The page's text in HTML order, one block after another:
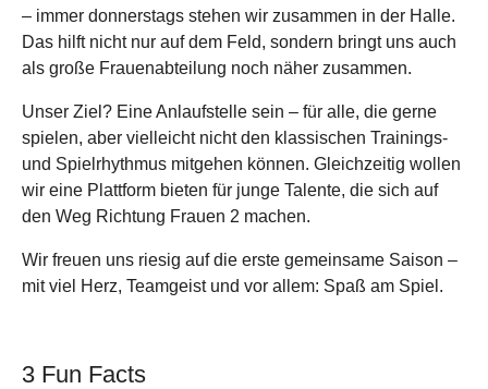
– immer donnerstags stehen wir zusammen in der Halle.
Das hilft nicht nur auf dem Feld, sondern bringt uns auch
als große Frauenabteilung noch näher zusammen.
Unser Ziel? Eine Anlaufstelle sein – für alle, die gerne
spielen, aber vielleicht nicht den klassischen Trainings-
und Spielrhythmus mitgehen können. Gleichzeitig wollen
wir eine Plattform bieten für junge Talente, die sich auf
den Weg Richtung Frauen 2 machen.
Wir freuen uns riesig auf die erste gemeinsame Saison –
mit viel Herz, Teamgeist und vor allem: Spaß am Spiel.
3 Fun Facts